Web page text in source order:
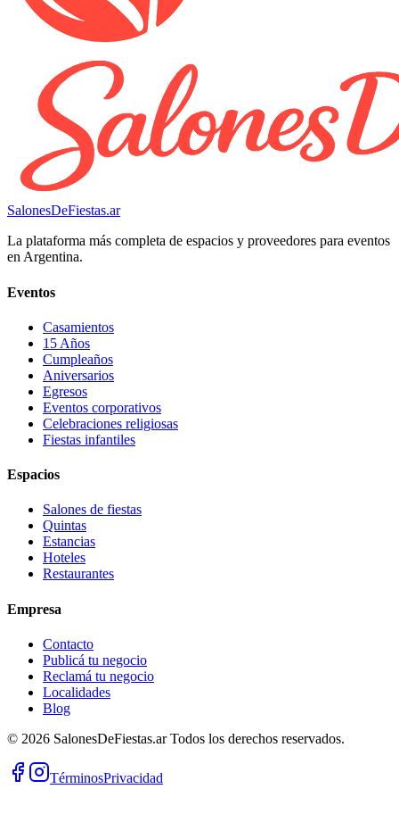
SalonesDeFiestas.ar
La plataforma más completa de espacios y proveedores para eventos
en Argentina.
Eventos
Casamientos
15 Años
Cumpleaños
Aniversarios
Egresos
Eventos corporativos
Celebraciones religiosas
Fiestas infantiles
Espacios
Salones de fiestas
Quintas
Estancias
Hoteles
Restaurantes
Empresa
Contacto
Publicá tu negocio
Reclamá tu negocio
Localidades
Blog
© 2026 SalonesDeFiestas.arTodos los derechos reservados.
TérminosPrivacidad